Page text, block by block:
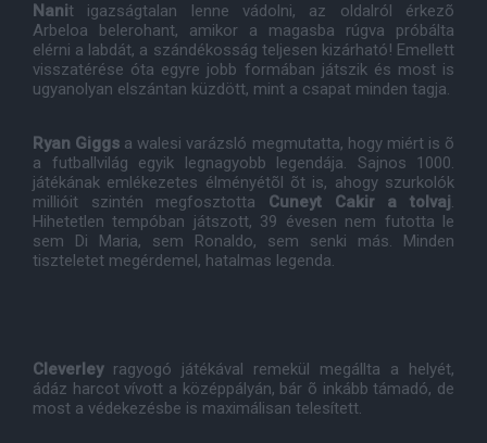
Nanit igazságtalan lenne vádolni, az oldalról érkezõ
Arbeloa belerohant, amikor a magasba rúgva próbálta
elérni a labdát, a szándékosság teljesen kizárható! Emellett
visszatérése óta egyre jobb formában játszik és most is
ugyanolyan elszántan küzdött, mint a csapat minden tagja.
Ryan Giggs a walesi varázsló megmutatta, hogy miért is õ
a futballvilág egyik legnagyobb legendája. Sajnos 1000.
játékának emlékezetes élményétõl õt is, ahogy szurkolók
millióit szintén megfosztotta Cuneyt Cakir a tolvaj.
Hihetetlen tempóban játszott, 39 évesen nem futotta le
sem Di Maria, sem Ronaldo, sem senki más. Minden
tiszteletet megérdemel, hatalmas legenda.
Cleverley ragyogó játékával remekül megállta a helyét,
ádáz harcot vívott a középpályán, bár õ inkább támadó, de
most a védekezésbe is maximálisan telesített.